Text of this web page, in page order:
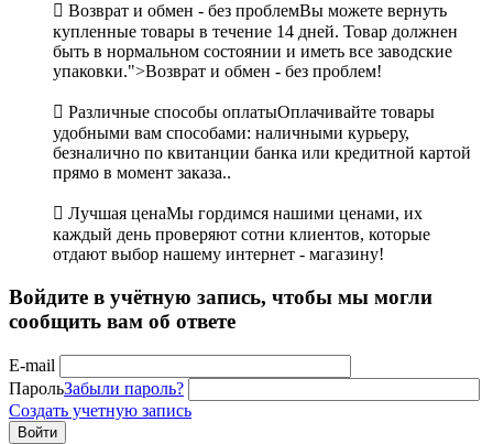
 Возврат и обмен - без проблемВы можете вернуть
купленные товары в течение 14 дней. Товар должнен
быть в нормальном состоянии и иметь все заводские
упаковки.">Возврат и обмен - без проблем!
 Различные способы оплатыОплачивайте товары
удобными вам способами: наличными курьеру,
безналично по квитанции банка или кредитной картой
прямо в момент заказа..
 Лучшая ценаМы гордимся нашими ценами, их
каждый день проверяют сотни клиентов, которые
отдают выбор нашему интернет - магазину!
Войдите в учётную запись, чтобы мы могли
сообщить вам об ответе
E-mail
ПарольЗабыли пароль?
Создать учетную запись
Войти